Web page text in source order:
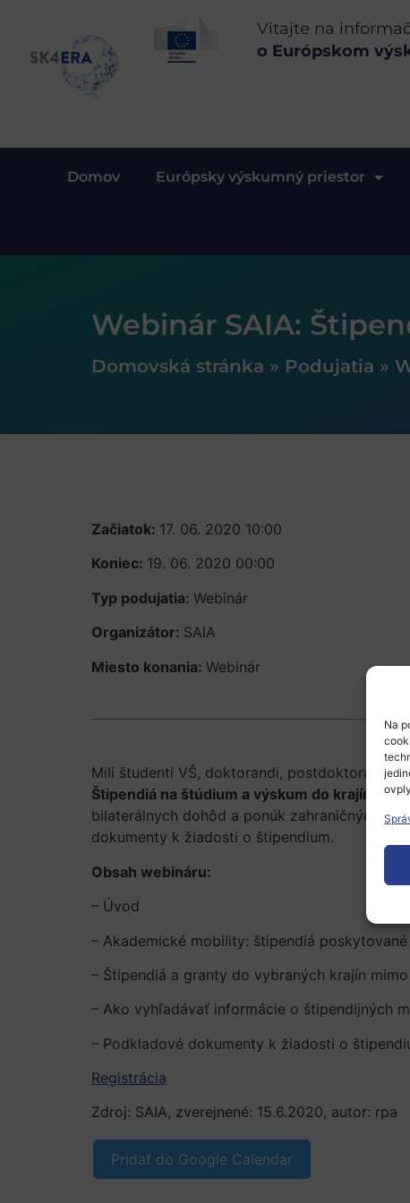
Na
Vitajte na
o Európskom
Domov Európsky výskumný priestor
Webinár SAIA:
Domovská stránka » Podujatia »
Začiatok: 17. 06. 2020 10:00
Koniec: 19. 06. 2020 00:00
Typ podujatia: Webinár
Organizátor: SAIA
Miesto konania: Webinár
Milí študenti VŠ, doktorandi, postdoktorandi,
Štipendiá na štúdium a výskum do krajín
bilaterálnych dohôd a ponúk zahraničných
dokumenty k žiadosti o štipendium.
Obsah webináru:
– Úvod
– Akademické mobility: štipendiá
– Štipendiá a granty do vybraných krajín
– Ako vyhľadávať informácie o štipendijných
– Podkladové dokumenty k žiadosti o
Registrácia
Zdroj: SAIA, zverejnené: 15.6.2020, autor: rpa
Pridať do Google Calendar